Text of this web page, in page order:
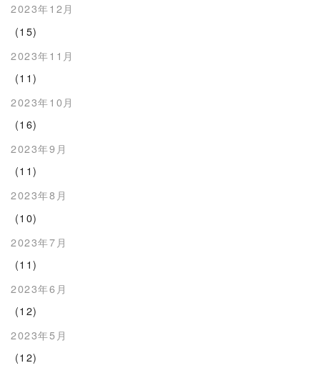
2023年12月
(15)
2023年11月
(11)
2023年10月
(16)
2023年9月
(11)
2023年8月
(10)
2023年7月
(11)
2023年6月
(12)
2023年5月
(12)